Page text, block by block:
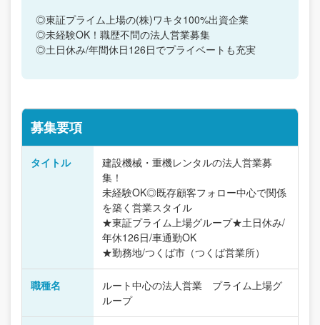
◎東証プライム上場の(株)ワキタ100%出資企業
◎未経験OK！職歴不問の法人営業募集
◎土日休み/年間休日126日でプライベートも充実
募集要項
タイトル
建設機械・重機レンタルの法人営業募
集！
未経験OK◎既存顧客フォロー中心で関係
を築く営業スタイル
★東証プライム上場グループ★土日休み/
年休126日/車通勤OK
★勤務地/つくば市（つくば営業所）
職種名
ルート中心の法人営業 プライム上場グ
ループ